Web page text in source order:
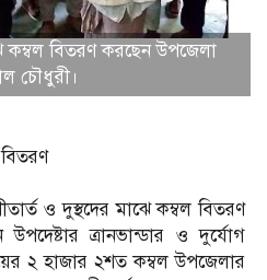
কম্বল বিতরণ করছেন উপজেলা
চৌধুরী।
ও দুস্থদের মাঝে কম্বল বিতরণ
ত্রানভান্ডার ও দুর্যোগ
২ হাজার ২শত কম্বল উপজেলার